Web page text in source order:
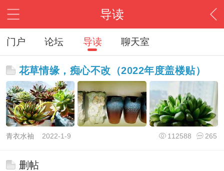
导读
门户 论坛 导读 聊天室
花草情缘，痴心不改（2022年度盖楼贴）
青衣水袖 2022-1-9 265
112588
删帖